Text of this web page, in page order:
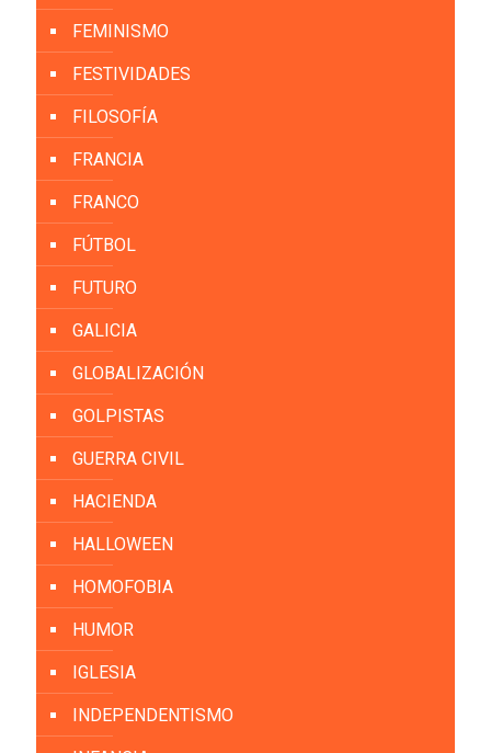
FEMINISMO
FESTIVIDADES
FILOSOFÍA
FRANCIA
FRANCO
FÚTBOL
FUTURO
GALICIA
GLOBALIZACIÓN
GOLPISTAS
GUERRA CIVIL
HACIENDA
HALLOWEEN
HOMOFOBIA
HUMOR
IGLESIA
INDEPENDENTISMO